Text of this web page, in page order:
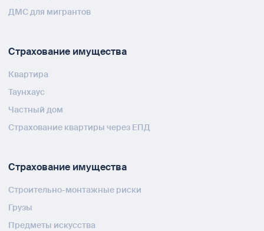
ДМС для мигрантов
Страхование имущества
Квартира
Таунхаус
Частный дом
Страхование квартиры через ЕПД
Страхование имущества
Строительно-монтажные риски
Грузы
Предметы искусства